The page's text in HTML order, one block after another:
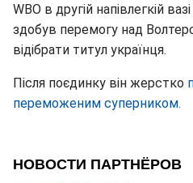
WBO в другій напівлегкій
здобув перемогу над
відібрати титул українця.
Після поєдинку він жерстко
переможеним суперником.